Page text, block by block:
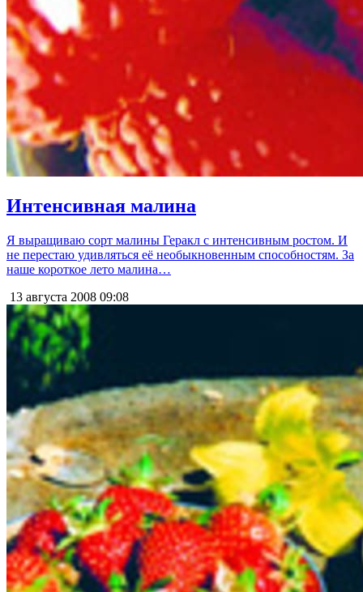
Интенсивная малина
Я выращиваю сорт малины Геракл с интенсивным ростом. И
не перестаю удивляться её необыкновенным способностям. За
наше короткое лето малина…
13 августа 2008 09:08